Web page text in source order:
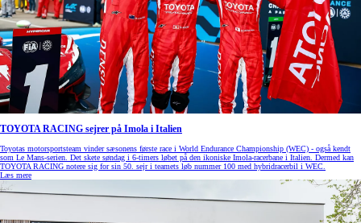
TOYOTA RACING sejrer på Imola i Italien
Toyotas motorsportsteam vinder sæsonens første race i World Endurance Championship (WEC) - også kendt
som Le Mans-serien. Det skete søndag i 6-timers løbet på den ikoniske Imola-racerbane i Italien. Dermed kan
TOYOTA RACING notere sig for sin 50. sejr i teamets løb nummer 100 med hybridracerbil i WEC.
Læs mere